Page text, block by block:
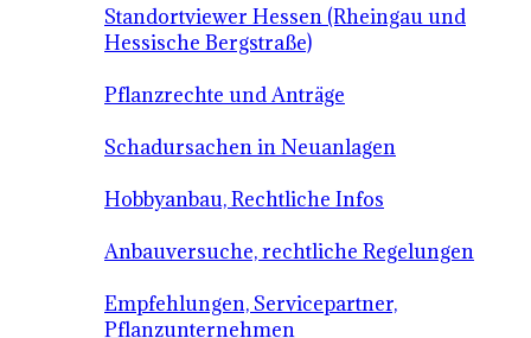
Standortviewer Hessen (Rheingau und
Hessische Bergstraße)
Pflanzrechte und Anträge
Schadursachen in Neuanlagen
Hobbyanbau, Rechtliche Infos
Anbauversuche, rechtliche Regelungen
Empfehlungen, Servicepartner,
Pflanzunternehmen